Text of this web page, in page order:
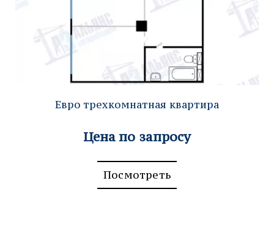
Евро трехкомнатная квартира
Цена по запросу
Посмотреть